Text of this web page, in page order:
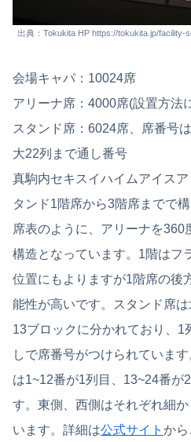
出典：Tokukita HP https://tokukita.jp/facility-
会場キャパ：10024席
アリーナ席：4000席(設置方法
スタンド席：6024席、席番号
大22列まで通し番号
真駒内セキスイハイムアイス
タンド1階席から3階席までで
席表のように、アリーナを360
構造となっています。1階はフ
位置にもよりますが1階席の後
能性が高いです。スタンド席
13ブロックに分かれており、1
しで席番号がつけられていま
は1~12番が1列目、13~24番
す。東側、西側はそれぞれ細
います。詳細は公式サイト から